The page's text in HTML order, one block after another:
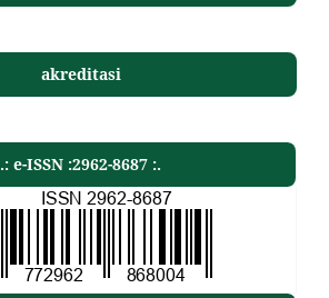
akreditasi
.: e-ISSN :2962-8687 :.